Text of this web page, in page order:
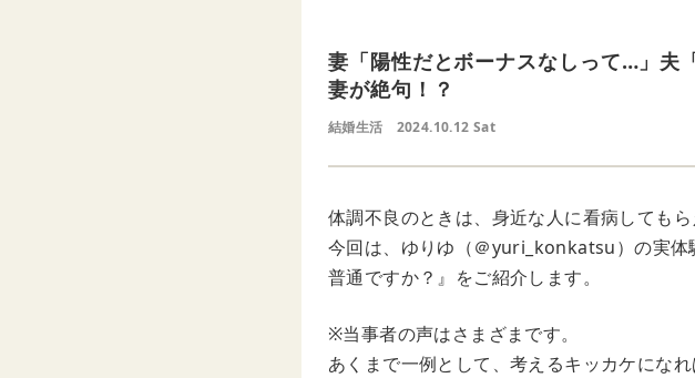
妻「陽性だとボーナスなしって…」夫
妻が絶句！？
結婚生活 2024.10.12 Sat
体調不良のときは、身近な人に看病してもら
今回は、ゆりゆ（＠yuri_konkatsu）の実体
普通ですか？』をご紹介します。
※当事者の声はさまざまです。
あくまで一例として、考えるキッカケになれ